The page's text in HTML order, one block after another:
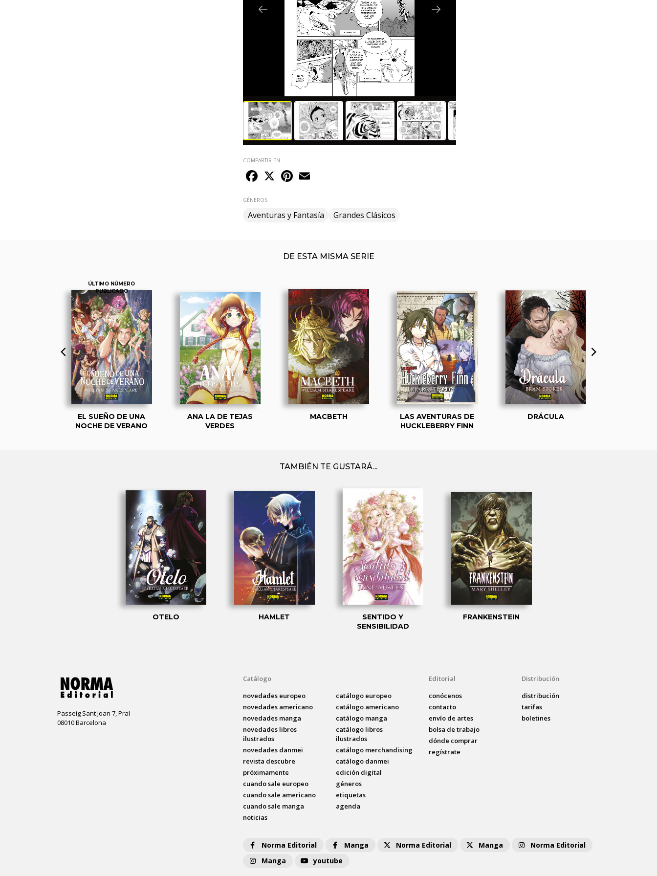
narrativa clásica, con una voz que aproximará a cual -
quier lector de una forma sencilla y entretenida al
universo de este escritor inglés.
COMPARTIR EN
Facebook
X Pinterest
GÉNEROS
Aventuras y Fantasía Grandes Clásicos
DE ESTA MISMA SERIE
ÚLTIMO NÚMERO
PUBLICADO
EL SUEÑO DE UNA
NOCHE DE VERANO
ANA LA DE TEJAS
VERDES
MACBETH
LAS AVENTURAS DE
HUCKLEBERRY FINN
DRÁCULA
TAMBIÉN TE GUSTARÁ...
OTELO HAMLET
SENTIDO Y
SENSIBILIDAD
FRANKENSTEIN
Passeig Sant Joan 7, Pral
08010 Barcelona
Catálogo
novedades europeo
novedades americano
novedades manga
novedades libros
ilustrados
novedades danmei
revista descubre
próximamente
cuando sale europeo
cuando sale americano
cuando sale manga
noticias
catálogo europeo
catálogo americano
catálogo manga
catálogo libros
ilustrados
catálogo merchandising
catálogo danmei
edición digital
géneros
etiquetas
agenda
Editorial
conócenos
contacto
envío de artes
bolsa de trabajo
dónde comprar
regístrate
Distribución
distribución
tarifas
boletines
Norma Editorial Manga Norma Editorial Manga
Norma Editorial
Manga
youtube